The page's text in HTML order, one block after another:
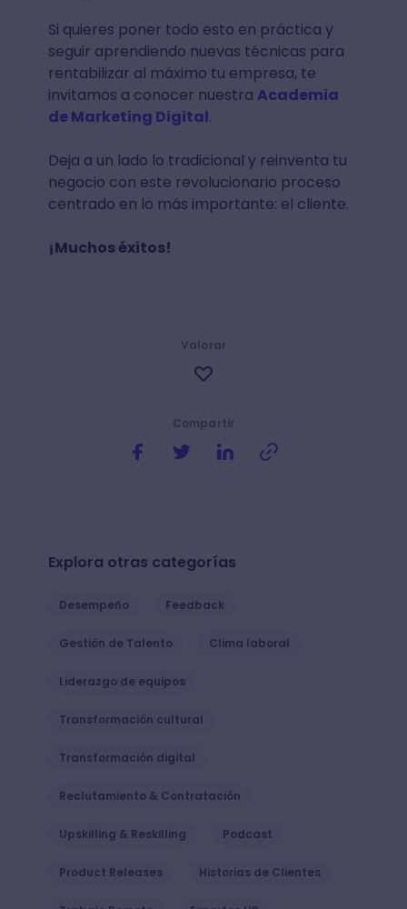
Si quieres poner todo esto en práctica y
seguir aprendiendo nuevas técnicas para
rentabilizar al máximo tu empresa, te
invitamos a conocer nuestra Academia
de Marketing Digital.
Deja a un lado lo tradicional y reinventa tu
negocio con este revolucionario proceso
centrado en lo más importante: el cliente.
¡Muchos éxitos!
Compartir
Valorar
Explora otras categorías
Desempeño Feedback
Gestión de Talento Clima laboral
Liderazgo de equipos
Transformación cultural
Transformación digital
Reclutamiento & Contratación
Upskilling & Reskilling Podcast
Product Releases Historias de Clientes